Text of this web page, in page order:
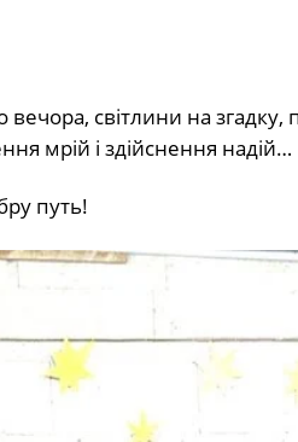
світлини на згадку,
мрій і здійснення надій…
путь!